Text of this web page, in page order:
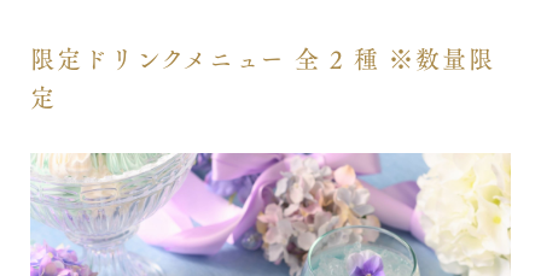
限定ドリンクメニュー 全 2 種 ※数量限
定